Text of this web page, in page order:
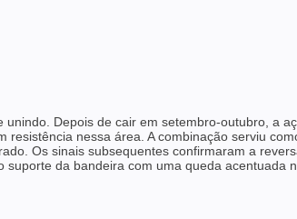
Depois de cair em setembro-outubro, a
nessa área. A combinação serviu
Os sinais subsequentes confirmaram a
da bandeira com uma queda acentuada